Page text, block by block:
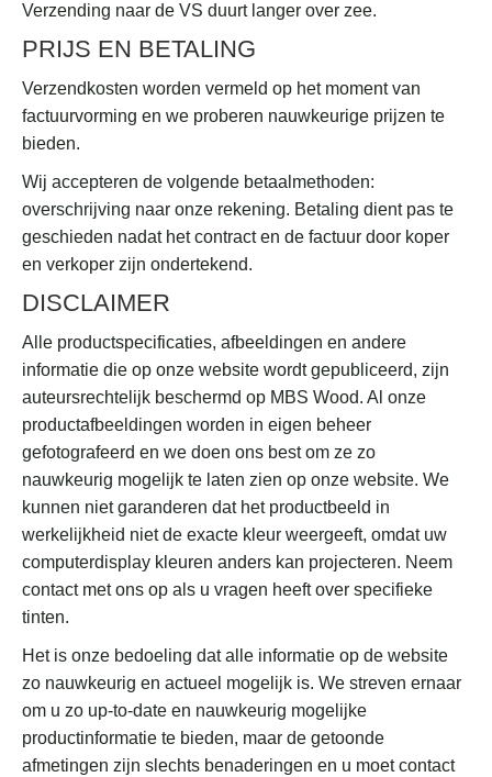
Verzending naar de VS duurt langer over zee.
PRIJS EN BETALING
Verzendkosten worden vermeld op het moment van
factuurvorming en we proberen nauwkeurige prijzen te
bieden.
Wij accepteren de volgende betaalmethoden:
overschrijving naar onze rekening. Betaling dient pas te
geschieden nadat het contract en de factuur door koper
en verkoper zijn ondertekend.
DISCLAIMER
Alle productspecificaties, afbeeldingen en andere
informatie die op onze website wordt gepubliceerd, zijn
auteursrechtelijk beschermd op MBS Wood. Al onze
productafbeeldingen worden in eigen beheer
gefotografeerd en we doen ons best om ze zo
nauwkeurig mogelijk te laten zien op onze website. We
kunnen niet garanderen dat het productbeeld in
werkelijkheid niet de exacte kleur weergeeft, omdat uw
computerdisplay kleuren anders kan projecteren. Neem
contact met ons op als u vragen heeft over specifieke
tinten.
Het is onze bedoeling dat alle informatie op de website
zo nauwkeurig en actueel mogelijk is. We streven ernaar
om u zo up-to-date en nauwkeurig mogelijke
productinformatie te bieden, maar de getoonde
afmetingen zijn slechts benaderingen en u moet contact